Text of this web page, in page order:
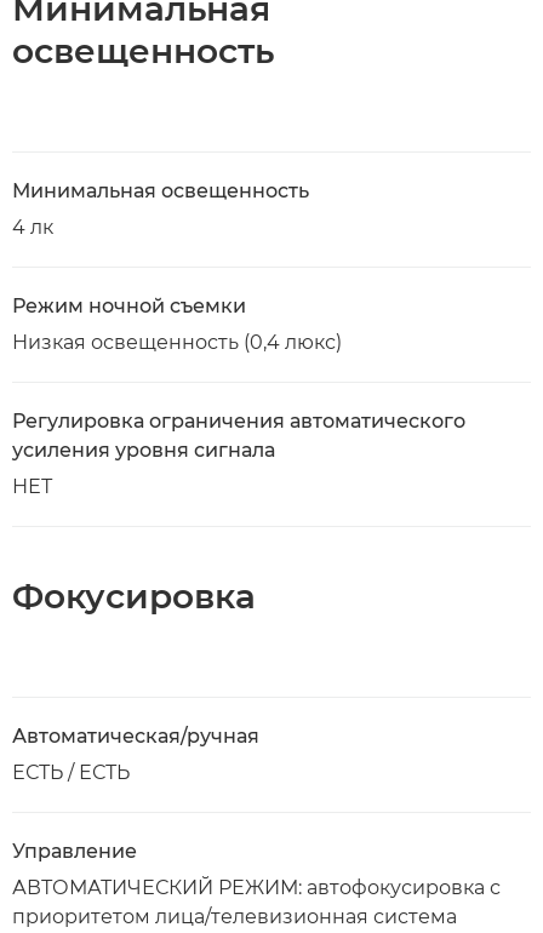
Минимальная
освещенность
Минимальная освещенность
4 лк
Режим ночной съемки
Низкая освещенность (0,4 люкс)
Регулировка ограничения автоматического
усиления уровня сигнала
НЕТ
Фокусировка
Автоматическая/ручная
ЕСТЬ / ЕСТЬ
Управление
АВТОМАТИЧЕСКИЙ РЕЖИМ: автофокусировка с
приоритетом лица/телевизионная система